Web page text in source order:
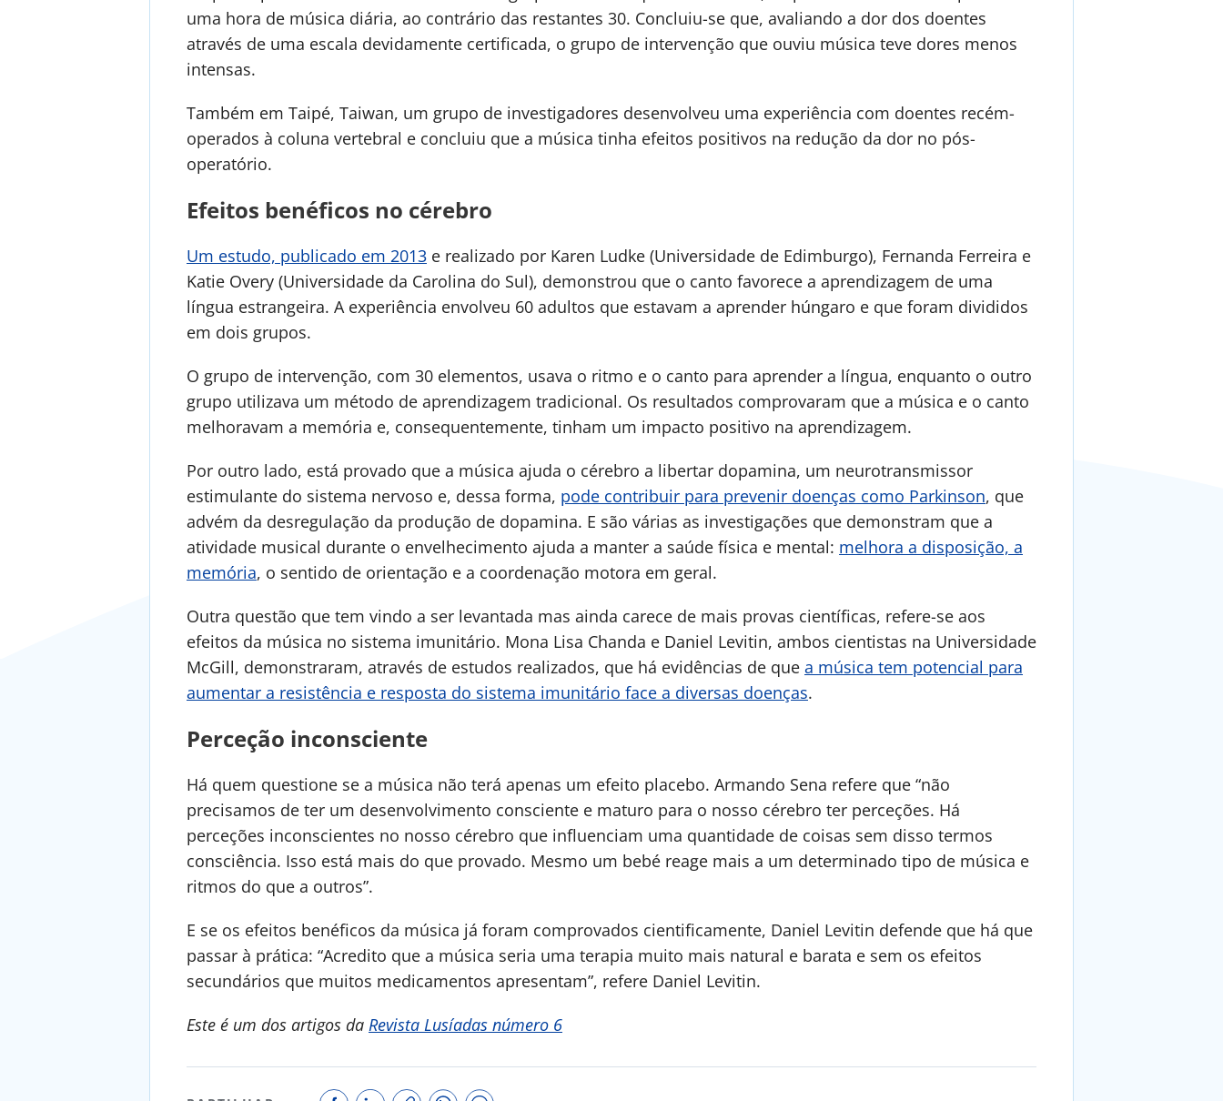
uma hora de música diária, ao contrário das restantes 30. Concluiu-se que, avaliando a dor dos doentes
através de uma escala devidamente certificada, o grupo de intervenção que ouviu música teve dores menos
intensas.
Também em Taipé, Taiwan, um grupo de investigadores desenvolveu uma experiência com doentes recém-
operados à coluna vertebral e concluiu que a música tinha efeitos positivos na redução da dor no pós-
operatório.
Efeitos benéficos no cérebro
Um estudo, publicado em 2013 e realizado por Karen Ludke (Universidade de Edimburgo), Fernanda Ferreira e
Katie Overy (Universidade da Carolina do Sul), demonstrou que o canto favorece a aprendizagem de uma
língua estrangeira. A experiência envolveu 60 adultos que estavam a aprender húngaro e que foram divididos
em dois grupos.
O grupo de intervenção, com 30 elementos, usava o ritmo e o canto para aprender a língua, enquanto o outro
grupo utilizava um método de aprendizagem tradicional. Os resultados comprovaram que a música e o canto
melhoravam a memória e, consequentemente, tinham um impacto positivo na aprendizagem.
Por outro lado, está provado que a música ajuda o cérebro a libertar dopamina, um neurotransmissor
estimulante do sistema nervoso e, dessa forma, pode contribuir para prevenir doenças como Parkinson, que
advém da desregulação da produção de dopamina. E são várias as investigações que demonstram que a
atividade musical durante o envelhecimento ajuda a manter a saúde física e mental: melhora a disposição, a
memória, o sentido de orientação e a coordenação motora em geral.
Outra questão que tem vindo a ser levantada mas ainda carece de mais provas científicas, refere-se aos
efeitos da música no sistema imunitário. Mona Lisa Chanda e Daniel Levitin, ambos cientistas na Universidade
McGill, demonstraram, através de estudos realizados, que há evidências de que a música tem potencial para
aumentar a resistência e resposta do sistema imunitário face a diversas doenças.
Perceção inconsciente
Há quem questione se a música não terá apenas um efeito placebo. Armando Sena refere que “não
precisamos de ter um desenvolvimento consciente e maturo para o nosso cérebro ter perceções. Há
perceções inconscientes no nosso cérebro que influenciam uma quantidade de coisas sem disso termos
consciência. Isso está mais do que provado. Mesmo um bebé reage mais a um determinado tipo de música e
ritmos do que a outros”.
E se os efeitos benéficos da música já foram comprovados cientificamente, Daniel Levitin defende que há que
passar à prática: “Acredito que a música seria uma terapia muito mais natural e barata e sem os efeitos
secundários que muitos medicamentos apresentam”, refere Daniel Levitin.
Este é um dos artigos da Revista Lusíadas número 6